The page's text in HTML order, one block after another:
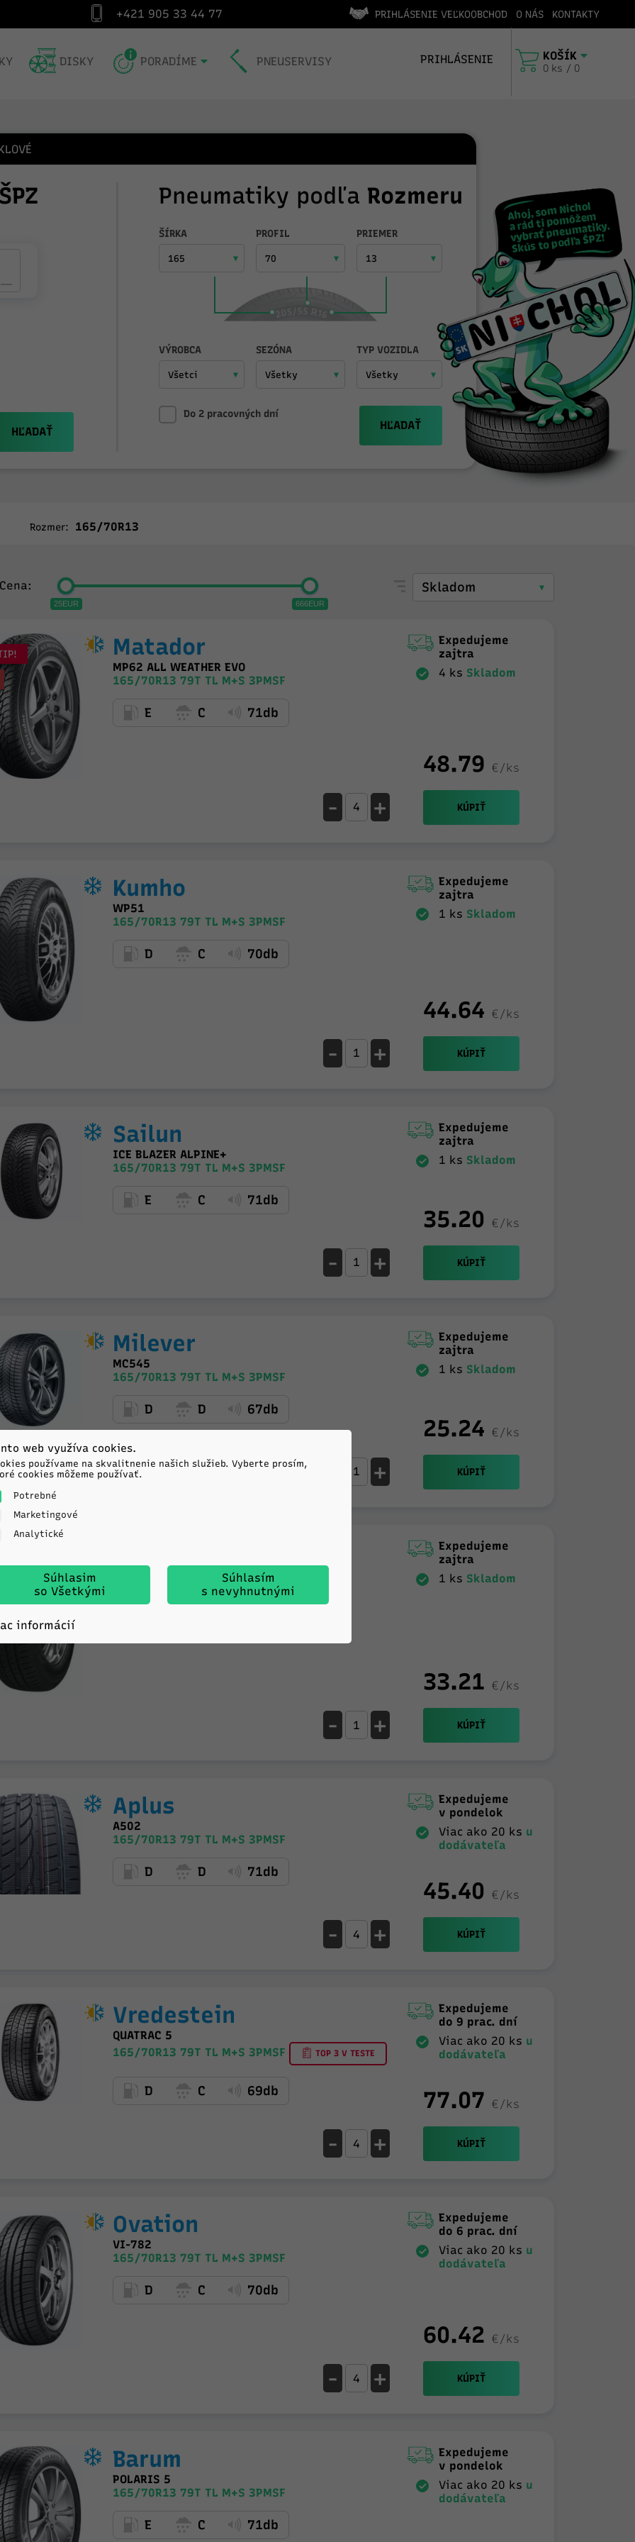
Špecialista na pneumatiky od roku 1991 Expedícia v deň objednávky (do 14:00)
+421 905 33 44 77 PRIHLÁSENIE VEĽKOOBCHOD O NÁS KONTAKTY
DISKY PORADÍME PNEUSERVISY PRIHLÁSENIE KOŠÍK
0 ks / 0
HĽADAŤ
Pneumatiky podľa Rozmeru
ŠÍRKA PROFIL PRIEMER
VÝROBCA SEZÓNA TYP VOZIDLA
Do 2 pracovných dní
HĽADAŤ
Rozmer: 165/70R13
25EUR 666EUR
Matador
MP62 ALL WEATHER EVO
165/70R13 79T TL M+S 3PMSF
E C 71db
Expedujeme
zajtra
4 ks Skladom
48.79 €/ks
- + KÚPIŤ
Kumho
WP51
165/70R13 79T TL M+S 3PMSF
D C 70db
Expedujeme
zajtra
1 ks Skladom
44.64 €/ks
- + KÚPIŤ
Sailun
ICE BLAZER ALPINE+
165/70R13 79T TL M+S 3PMSF
E C 71db
Expedujeme
zajtra
1 ks Skladom
35.20 €/ks
- + KÚPIŤ
Milever
MC545
165/70R13 79T TL M+S 3PMSF
D D 67db
Expedujeme
zajtra
1 ks Skladom
25.24 €/ks
+ KÚPIŤ
ATREZZO ECO
165/70R13 79T TL
Expedujeme
zajtra
1 ks Skladom
33.21 €/ks
- + KÚPIŤ
Aplus
A502
165/70R13 79T TL M+S 3PMSF
D D 71db
Expedujeme
v pondelok
Viac ako 20 ks u
dodávateľa
45.40 €/ks
- + KÚPIŤ
Vredestein
QUATRAC 5
165/70R13 79T TL M+S 3PMSF
TOP 3 V TESTE
D C 69db
Expedujeme
do 9 prac. dní
Viac ako 20 ks u
dodávateľa
77.07 €/ks
- + KÚPIŤ
Ovation
VI-782
165/70R13 79T TL M+S 3PMSF
D C 70db
Expedujeme
do 6 prac. dní
Viac ako 20 ks u
dodávateľa
60.42 €/ks
- + KÚPIŤ
Barum
POLARIS 5
165/70R13 79T TL M+S 3PMSF
E C 71db
Expedujeme
v pondelok
Viac ako 20 ks u
dodávateľa
web využíva cookies.
používame na skvalitnenie našich služieb. Vyberte prosím,
cookies môžeme používať.
Potrebné
Marketingové
Analytické
Súhlasim
so Všetkými
Súhlasím
s nevyhnutnými
informácií